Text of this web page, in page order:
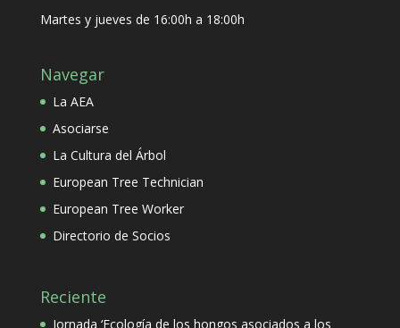
Martes y jueves de 16:00h a 18:00h
Navegar
La AEA
Asociarse
La Cultura del Árbol
European Tree Technician
European Tree Worker
Directorio de Socios
Reciente
Jornada ‘Ecología de los hongos asociados a los